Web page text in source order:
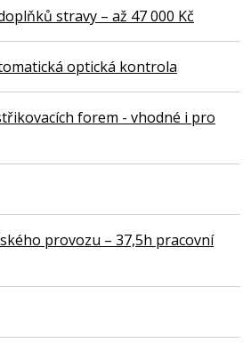
stravy – až 47 000 Kč
optická kontrola
forem - vhodné i pro
provozu – 37,5h pracovní